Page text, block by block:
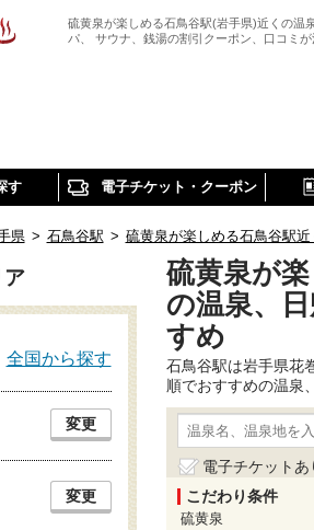
硫黄泉が楽しめる石鳥谷駅(岩手県)近くの温
パ、 サウナ、銭湯の割引クーポン、口コミ
す 電子チケット・クーポン
県 > 石鳥谷駅 > 硫黄泉が楽しめる石鳥谷駅
硫黄泉が
の温泉、
すめ
石鳥谷駅は岩手県花
順でおすすめの温泉
電子チケットあ
こだわり条件
硫黄泉
全国から探す
変更
変更